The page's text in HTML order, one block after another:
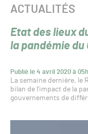
Etat des lieux
la pandémie du
Publié le 4 avril 2020 à
CATÉGORIE :
ACTUALITÉS
La semaine dernière, le
bilan de l’impact de la
gouvernements de